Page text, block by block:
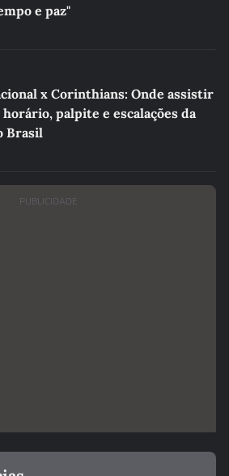
e paz"
x Corinthians: Onde assistir
horário, palpite e escalações da
Brasil
PUBLICIDADE